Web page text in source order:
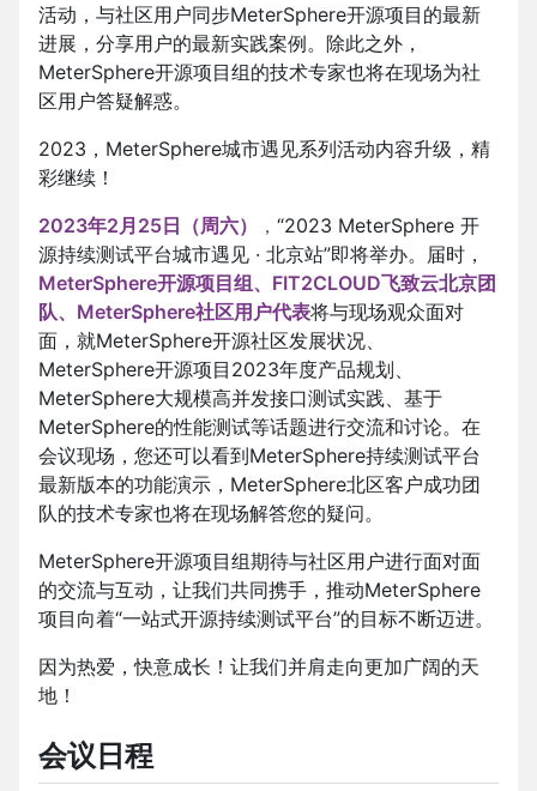
活动，与社区用户同步MeterSphere开源项目的最新
进展，分享用户的最新实践案例。除此之外，
MeterSphere开源项目组的技术专家也将在现场为社
区用户答疑解惑。
2023，MeterSphere城市遇见系列活动内容升级，精
彩继续！
2023年2月25日（周六）
， “2023 MeterSphere 开
源持续测试平台城市遇见 · 北京站”即将举办。届时，
MeterSphere开源项目组、FIT2CLOUD飞致云北京团
队、MeterSphere社区用户代表将与现场观众面对
面，就MeterSphere开源社区发展状况、
MeterSphere开源项目2023年度产品规划、
MeterSphere大规模高并发接口测试实践、基于
MeterSphere的性能测试等话题进行交流和讨论。在
会议现场，您还可以看到MeterSphere持续测试平台
最新版本的功能演示，MeterSphere北区客户成功团
队的技术专家也将在现场解答您的疑问。
MeterSphere开源项目组期待与社区用户进行面对面
的交流与互动，让我们共同携手，推动MeterSphere
项目向着“一站式开源持续测试平台”的目标不断迈进。
因为热爱，快意成长！让我们并肩走向更加广阔的天
地！
会议日程